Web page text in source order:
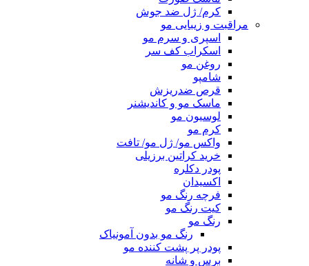
کرم/ ژل ضد جوش
مراقبت و زیبایی مو
اسپری و سرم مو
اسکراب کف سر
روغن مو
شامپو
قرص ضدریزش
ماسک مو و کاندیشنر
لوسیون مو
کرم مو
واکس مو/ ژل مو/ تافت
خرید کراتین برزیلی
پودر دکلره
اکسیدان
فرچه رنگ مو
کیت رنگ مو
رنگ مو
رنگ مو بدون آمونیاک
پودر پر پشت کننده مو
برس و شانه